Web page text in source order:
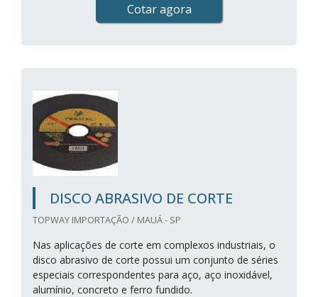
Cotar agora
DISCO ABRASIVO DE CORTE
TOPWAY IMPORTAÇÃO / MAUÁ - SP
Nas aplicações de corte em complexos industriais, o
disco abrasivo de corte possui um conjunto de séries
especiais correspondentes para aço, aço inoxidável,
alumínio, concreto e ferro fundido.